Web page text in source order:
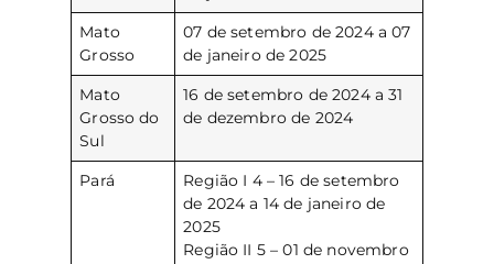
Mato
Grosso
07 de setembro de 2024 a 07
de janeiro de 2025
Mato
Grosso do
Sul
16 de setembro de 2024 a 31
de dezembro de 2024
Pará
Região I 4 – 16 de setembro
de 2024 a 14 de janeiro de
2025
Região II 5 – 01 de novembro